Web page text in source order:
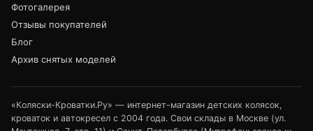
Фотогалерея
Отзывы покупателей
Блог
Архив снятых моделей
«Коляски-Кроватки.Ру» — интернет-магазин детских колясок,
кроваток и автокресел с 2004 года. Свои склады в Москве (ул.